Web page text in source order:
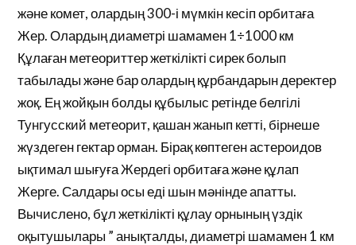
және комет, олардың 300-і мүмкін кесіп орбитаға
Жер. Олардың диаметрі шамамен 1÷1000 км
Құлаған метеориттер жеткілікті сирек болып
табылады және бар олардың құрбандарын деректер
жоқ. Ең жойқын болды құбылыс ретінде белгілі
Тунгусский метеорит, қашан жанып кетті, бірнеше
жүздеген гектар орман. Бірақ көптеген астероидов
ықтимал шығуға Жердегі орбитаға және құлап
Жерге. Салдары осы еді шын мәнінде апатты.
Вычислено, бұл жеткілікті құлау орнының үздік
оқытушылары ” анықталды, диаметрі шамамен 1 км